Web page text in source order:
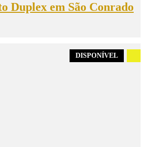
Duplex em São Conrado
DISPONÍVEL